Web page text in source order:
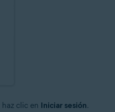
clic en Iniciar sesión.